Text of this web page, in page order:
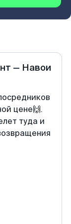
— Навои
цене🙌.
туда и